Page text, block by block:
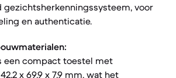
gezichtsherkenningssysteem, voor
en authenticatie.
een compact toestel met
x 69,9 x 7,9 mm, wat het